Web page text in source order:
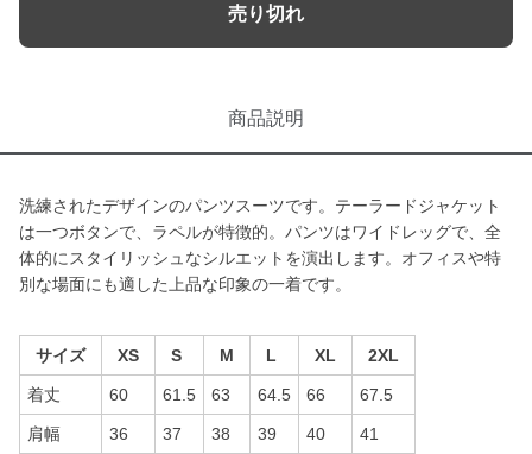
売り切れ
商品説明
洗練されたデザインのパンツスーツです。テーラードジャケット
は一つボタンで、ラペルが特徴的。パンツはワイドレッグで、全
体的にスタイリッシュなシルエットを演出します。オフィスや特
別な場面にも適した上品な印象の一着です。
サイズ XS S M L XL 2XL
着丈 60 61.5 63 64.5 66 67.5
肩幅 36 37 38 39 40 41